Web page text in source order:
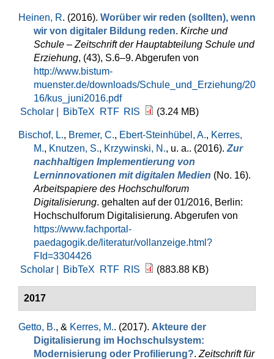
Heinen, R. (2016). Worüber wir reden (sollten), wenn
wir von digitaler Bildung reden. Kirche und
Schule – Zeitschrift der Hauptabteilung Schule und
Erziehung, (43), S.6–9. Abgerufen von
http://www.bistum-
muenster.de/downloads/Schule_und_Erziehung/20
16/kus_juni2016.pdf
Scholar |
BibTeX RTF RIS (3.24 MB)
Bischof, L., Bremer, C., Ebert-Steinhübel, A., Kerres,
M., Knutzen, S., Krzywinski, N., u. a.. (2016). Zur
nachhaltigen Implementierung von
Lerninnovationen mit digitalen Medien (No. 16).
Arbeitspapiere des Hochschulforum
Digitalisierung. gehalten auf der 01/2016, Berlin:
Hochschulforum Digitalisierung. Abgerufen von
https://www.fachportal-
paedagogik.de/literatur/vollanzeige.html?
FId=3304426
Scholar |
BibTeX RTF RIS (883.88 KB)
2017
Getto, B., & Kerres, M.. (2017). Akteure der
Digitalisierung im Hochschulsystem:
Modernisierung oder Profilierung?. Zeitschrift für